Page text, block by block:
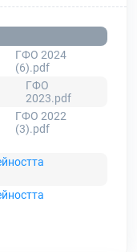
ГФО 2024
(6).pdf
ГФО
2023.pdf
ГФО 2022
(3).pdf